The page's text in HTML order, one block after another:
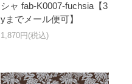
シャ fab-K0007-fuchsia【3
yまでメール便可】
1,870円(税込)